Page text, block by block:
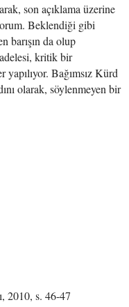
son açıklama üzerine
Beklendiği gibi
barışın da olup
kritik bir
Bağımsız Kürd
olarak, söylenmeyen bir
2010, s. 46-47